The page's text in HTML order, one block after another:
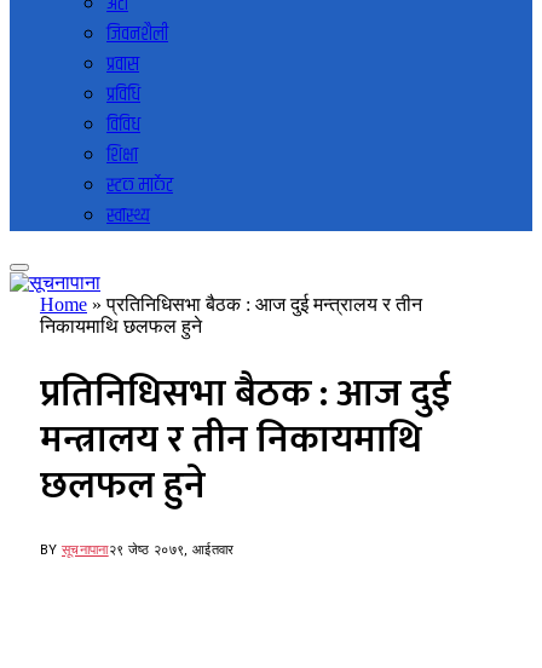
जिवनशैली
प्रवास
प्रविधि
विविध
शिक्षा
स्टक मार्केट
स्वास्थ्य
Home »प्रतिनिधिसभा बैठक : आज दुई मन्त्रालय र तीन
निकायमाथि छलफल हुने
प्रतिनिधिसभा बैठक : आज दुई
मन्त्रालय र तीन निकायमाथि
छलफल हुने
BY सूचनापाना२९ जेष्ठ २०७९, आईतवार